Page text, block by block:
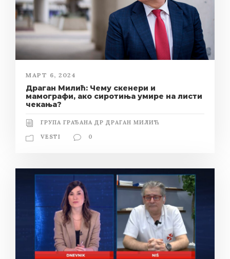
МАРТ 6, 2024
Драган Милић: Чему скенери и
мамографи, ако сиротиња умире на листи
чекања?
ГРУПА ГРАЂАНА ДР ДРАГАН МИЛИЋ
VESTI
0